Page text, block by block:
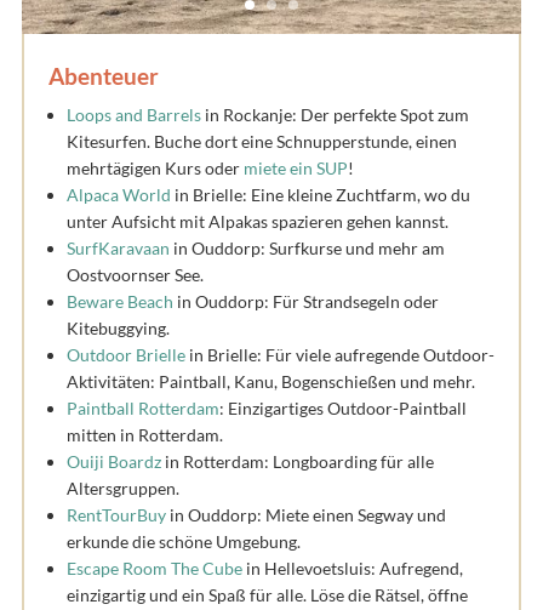
Abenteuer
Loops and Barrels in Rockanje: Der perfekte Spot zum
Kitesurfen. Buche dort eine Schnupperstunde, einen
mehrtägigen Kurs oder miete ein SUP!
Alpaca World in Brielle: Eine kleine Zuchtfarm, wo du
unter Aufsicht mit Alpakas spazieren gehen kannst.
SurfKaravaan in Ouddorp: Surfkurse und mehr am
Oostvoornser See.
Beware Beach in Ouddorp: Für Strandsegeln oder
Kitebuggying.
Outdoor Brielle in Brielle: Für viele aufregende Outdoor-
Aktivitäten: Paintball, Kanu, Bogenschießen und mehr.
Paintball Rotterdam: Einzigartiges Outdoor-Paintball
mitten in Rotterdam.
Ouiji Boardz in Rotterdam: Longboarding für alle
Altersgruppen.
RentTourBuy in Ouddorp: Miete einen Segway und
erkunde die schöne Umgebung.
Escape Room The Cube in Hellevoetsluis: Aufregend,
einzigartig und ein Spaß für alle. Löse die Rätsel, öffne